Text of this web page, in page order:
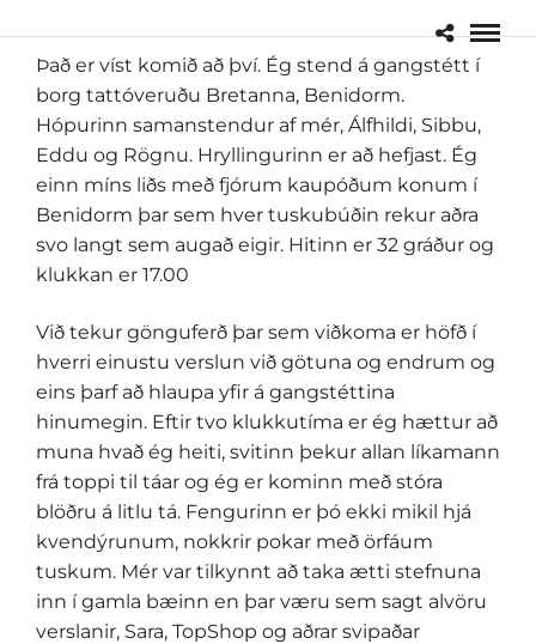
Það er víst komið að því. Ég stend á gangstétt í
borg tattóveruðu Bretanna, Benidorm.
Hópurinn samanstendur af mér, Álfhildi, Sibbu,
Eddu og Rögnu. Hryllingurinn er að hefjast. Ég
einn míns liðs með fjórum kaupóðum konum í
Benidorm þar sem hver tuskubúðin rekur aðra
svo langt sem augað eigir. Hitinn er 32 gráður og
klukkan er 17.00
Við tekur gönguferð þar sem viðkoma er höfð í
hverri einustu verslun við götuna og endrum og
eins þarf að hlaupa yfir á gangstéttina
hinumegin. Eftir tvo klukkutíma er ég hættur að
muna hvað ég heiti, svitinn þekur allan líkamann
frá toppi til táar og ég er kominn með stóra
blöðru á litlu tá. Fengurinn er þó ekki mikil hjá
kvendýrunum, nokkrir pokar með örfáum
tuskum. Mér var tilkynnt að taka ætti stefnuna
inn í gamla bæinn en þar væru sem sagt alvöru
verslanir, Sara, TopShop og aðrar svipaðar